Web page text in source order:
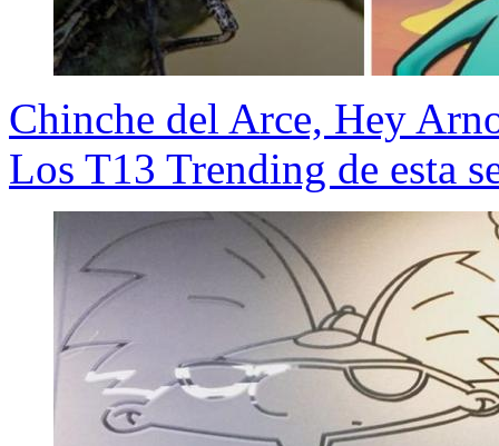
Chinche del Arce, Hey
Los T13 Trending de esta